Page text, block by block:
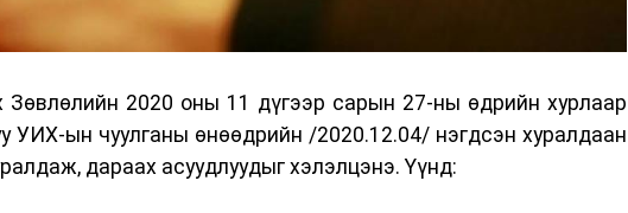
2020 оны 11 дүгээр сарын 27-ны өдрийн хурлаар
УИХ-ын чуулганы өнөөдрийн /2020.12.04/ нэгдсэн хуралдаан
дараах асуудлуудыг хэлэлцэнэ. Үүнд: